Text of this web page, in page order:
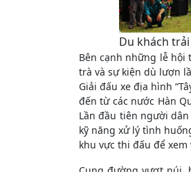
Du khách
Bên cạnh những lễ
trà và sự kiện dù lượn
Giải đấu xe địa hình
đến từ các nước Hàn
Lần đầu tiên người
kỹ năng xử lý tình
khu vực thi đấu để xem